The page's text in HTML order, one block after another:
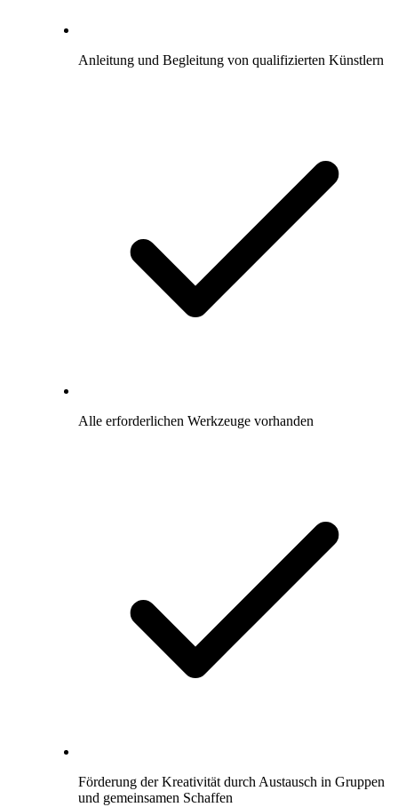
Anleitung und Begleitung von qualifizierten Künstlern
Alle erforderlichen Werkzeuge vorhanden
Förderung der Kreativität durch Austausch in Gruppen
und gemeinsamen Schaffen